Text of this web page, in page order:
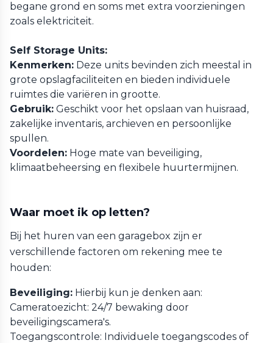
begane grond en soms met extra voorzieningen
zoals elektriciteit.
Self Storage Units:
Kenmerken: Deze units bevinden zich meestal in
grote opslagfaciliteiten en bieden individuele
ruimtes die variëren in grootte.
Gebruik: Geschikt voor het opslaan van huisraad,
zakelijke inventaris, archieven en persoonlijke
spullen.
Voordelen: Hoge mate van beveiliging,
klimaatbeheersing en flexibele huurtermijnen.
Waar moet ik op letten?
Bij het huren van een garagebox zijn er
verschillende factoren om rekening mee te
houden:
Beveiliging: Hierbij kun je denken aan:
Cameratoezicht: 24/7 bewaking door
beveiligingscamera's.
Toegangscontrole: Individuele toegangscodes of